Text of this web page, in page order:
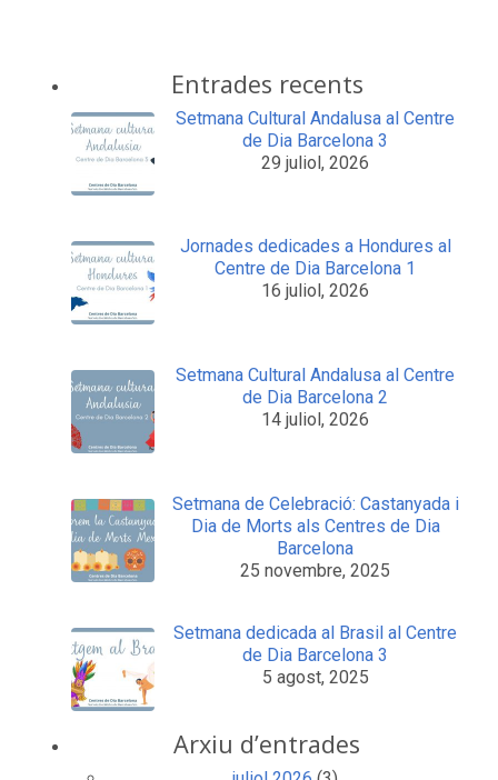
Entrades recents
Setmana Cultural Andalusa al Centre
de Dia Barcelona 3
29 juliol, 2026
Jornades dedicades a Hondures al
Centre de Dia Barcelona 1
16 juliol, 2026
Setmana Cultural Andalusa al Centre
de Dia Barcelona 2
14 juliol, 2026
Setmana de Celebració: Castanyada i
Dia de Morts als Centres de Dia
Barcelona
25 novembre, 2025
Setmana dedicada al Brasil al Centre
de Dia Barcelona 3
5 agost, 2025
Arxiu d’entrades